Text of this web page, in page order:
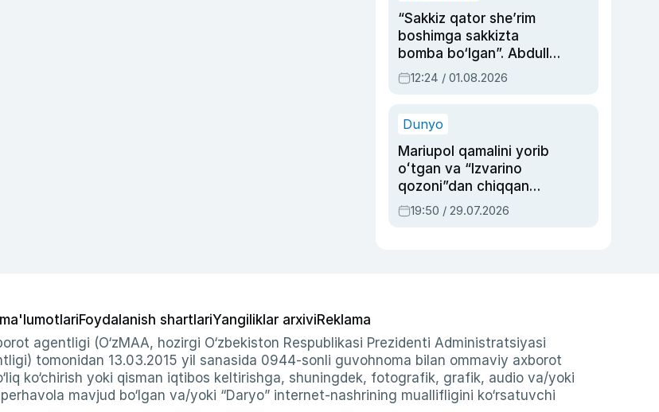
“Sakkiz qator she’rim
boshimga sakkizta
bomba bo‘lgan”. Abdulla
Oripovni siyosiy
ayblovlardan asrab
12:24 / 01.08.2026
Dunyo
Mariupol qamalini yorib
oʻtgan va “Izvarino
qozoni”dan chiqqan
qahramon — Ukraina
armiyasi bosh
19:50 / 29.07.2026
Foydalanish shartlariYangiliklar arxiviReklama
agentligi (O‘zMAA, hozirgi O‘zbekiston Respublikasi Prezidenti Administratsiyasi
tomonidan 13.03.2015 yil sanasida 0944-sonli guvohnoma bilan ommaviy axborot
ko‘chirish yoki qisman iqtibos keltirishga, shuningdek, fotografik, grafik, audio va/yoki
mavjud bo‘lgan va/yoki “Daryo” internet-nashrining muallifligini ko‘rsatuvchi